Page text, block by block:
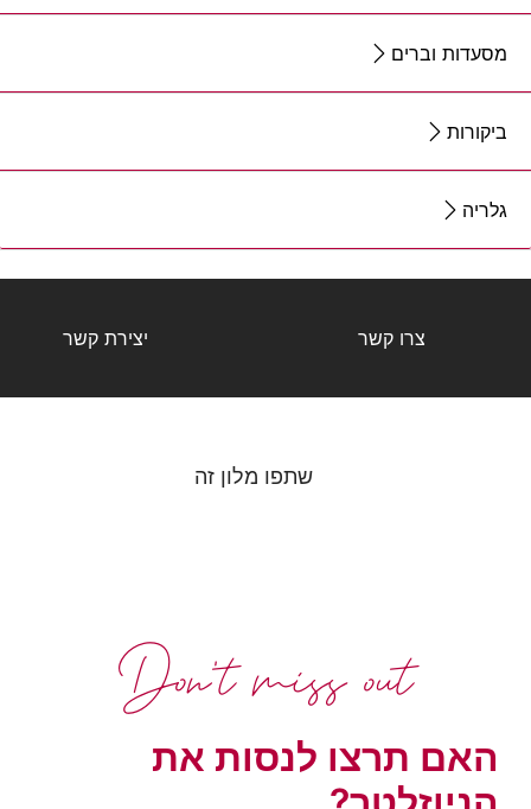
מסעדות וברים
ביקורות
גלריה
צרו קשר יצירת קשר
שתפו מלון זה
האם תרצו לנסות את
Don't miss out